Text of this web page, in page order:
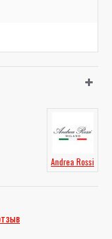
Andrea Rossi